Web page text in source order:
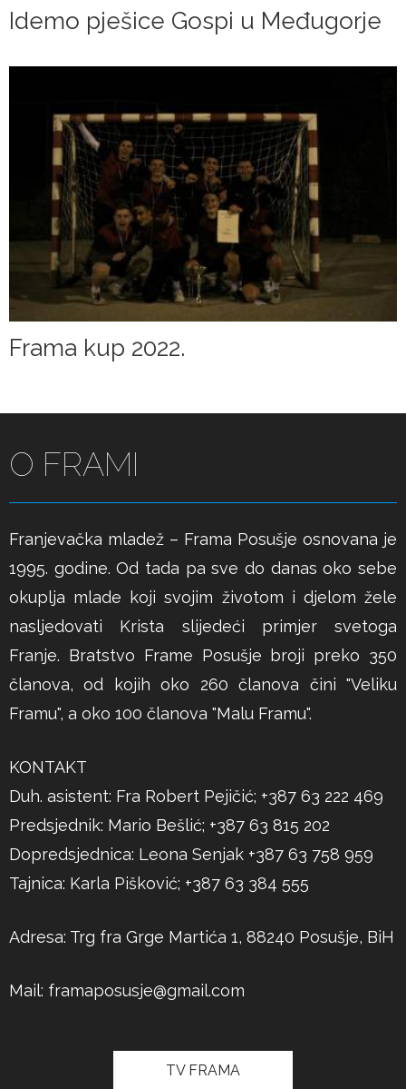
Idemo pješice Gospi u Međugorje
Frama kup 2022.
O FRAMI
Franjevačka mladež – Frama Posušje osnovana je
1995. godine. Od tada pa sve do danas oko sebe
okuplja mlade koji svojim životom i djelom žele
nasljedovati Krista slijedeći primjer svetoga
Franje. Bratstvo Frame Posušje broji preko 350
članova, od kojih oko 260 članova čini "Veliku
Framu", a oko 100 članova "Malu Framu".
KONTAKT
Duh. asistent: Fra Robert Pejičić; +387 63 222 469
Predsjednik: Mario Bešlić; +387 63 815 202
Dopredsjednica: Leona Senjak +387 63 758 959
Tajnica: Karla Pišković; +387 63 384 555
Adresa: Trg fra Grge Martića 1, 88240 Posušje, BiH
Mail: framaposusje@gmail.com
TV FRAMA